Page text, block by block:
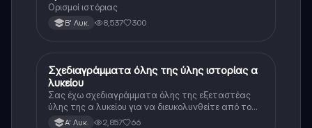
Ορισμοί ιστόριας
Β' Λυκ. 8,537 300
Ιστορία
Σχεδιαγράμματα όλης της ύλης ιστορίας α
λυκείου
Σας έχω σχεδιαγράμματα όλης της εξεταστέας
ύλης της α λυκείου για να διευκολυνθείτε από το
τεράστιο βάρος του βιβλίου
Α' Λυκ. 2,857 66